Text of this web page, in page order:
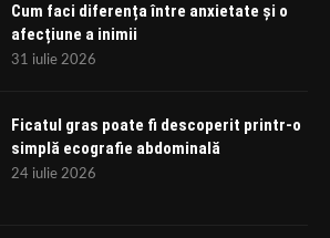
Cum faci diferența între anxietate și o
afecțiune a inimii
31 iulie 2026
Ficatul gras poate fi descoperit printr-o
simplă ecografie abdominală
24 iulie 2026